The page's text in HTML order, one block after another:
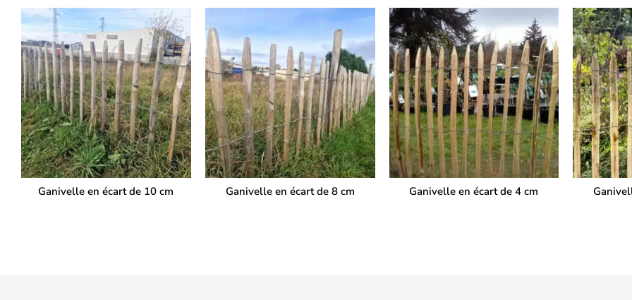
Ganivelle en écart de 10 cm Ganivelle en écart de 8 cm Ganivelle en écart de 4 cm